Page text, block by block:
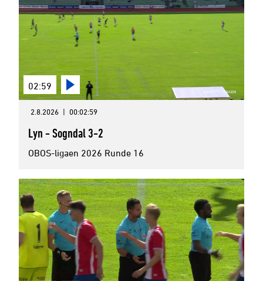
02:59
2.8.2026 | 00:02:59
Lyn - Sogndal 3-2
OBOS-ligaen 2026 Runde 16